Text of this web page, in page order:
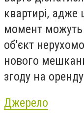
квартирі, адже
момент можуть
об'єкт
нового
згоду на
Джерело